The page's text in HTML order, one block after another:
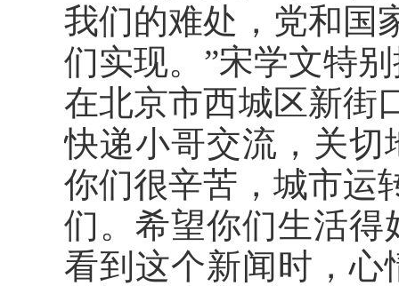
我们的难处，党和国
们实现。”宋学文特
在北京市西城区新街
快递小哥交流，关切
你们很辛苦，城市运
们。希望你们生活得
看到这个新闻时，心